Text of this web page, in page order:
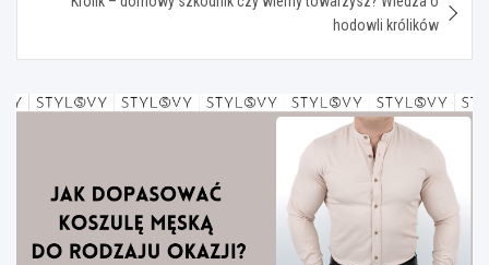
hodowli królików